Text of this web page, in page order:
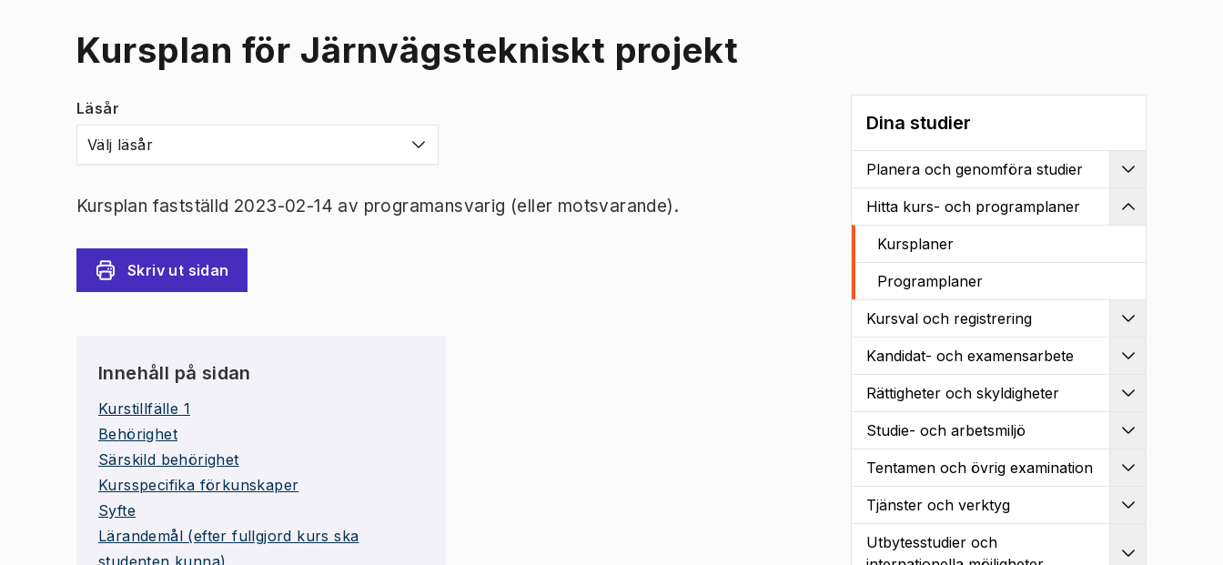
Kursplan för Järnvägstekniskt projekt
Läsår
Välj läsår
Kursplan fastställd 2023-02-14 av programansvarig (eller motsvarande).
Skriv ut sidan
Innehåll på sidan
Kurstillfälle 1
Behörighet
Särskild behörighet
Kursspecifika förkunskaper
Syfte
Lärandemål (efter fullgjord kurs ska
studenten kunna)
Dina studier
Planera och genomföra studier
Hitta kurs- och programplaner
Kursplaner
Programplaner
Kursval och registrering
Kandidat- och examensarbete
Rättigheter och skyldigheter
Studie- och arbetsmiljö
Tentamen och övrig examination
Tjänster och verktyg
Utbytesstudier och